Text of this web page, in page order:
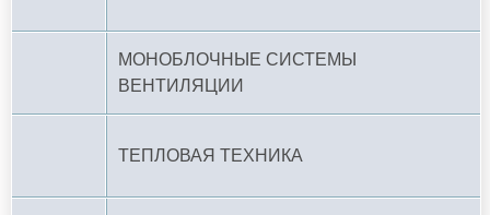
МОНОБЛОЧНЫЕ СИСТЕМЫ
ВЕНТИЛЯЦИИ
ТЕПЛОВАЯ ТЕХНИКА